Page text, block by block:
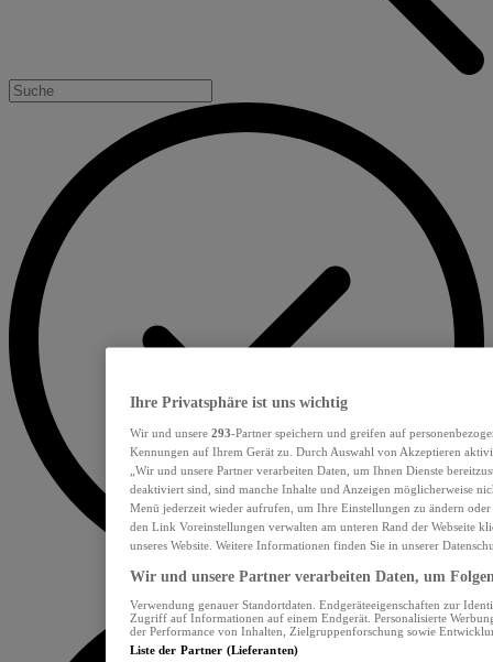
Ihre Privatsphäre ist uns wichtig
Wir und unsere 293-Partner speichern und greifen auf
Kennungen auf Ihrem Gerät zu. Durch Auswahl von Akzeptieren
„Wir und unsere Partner verarbeiten Daten, um Ihnen Dienste
deaktiviert sind, sind manche Inhalte und Anzeigen möglicherweise
Menü jederzeit wieder aufrufen, um Ihre Einstellungen zu ändern
den Link Voreinstellungen verwalten am unteren Rand der Webseite
unseres Website. Weitere Informationen finden Sie in unserer
Wir und unsere Partner verarbeiten Daten, um
Verwendung genauer Standortdaten. Endgeräteeigenschaften zur
Zugriff auf Informationen auf einem Endgerät. Personalisierte
der Performance von Inhalten, Zielgruppenforschung sowie
Liste der Partner (Lieferanten)